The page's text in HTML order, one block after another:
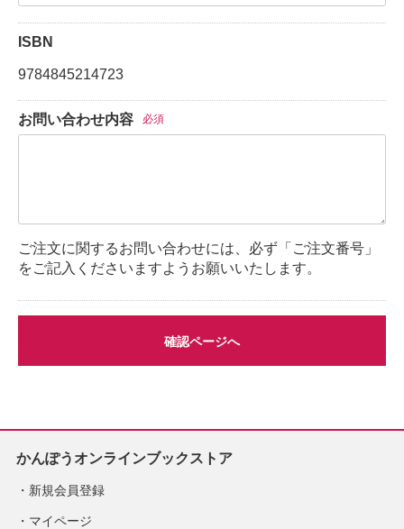
ISBN
9784845214723
お問い合わせ内容 必須
ご注文に関するお問い合わせには、必ず「ご注文番号」
をご記入くださいますようお願いいたします。
確認ページへ
かんぽうオンラインブックストア
新規会員登録
マイページ